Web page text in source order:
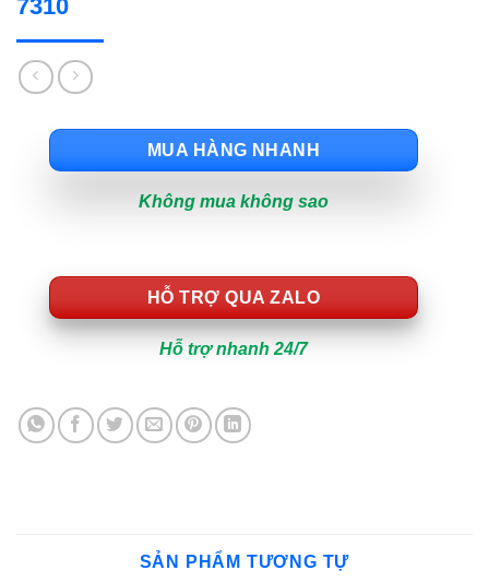
7310
MUA HÀNG NHANH
Không mua không sao
HỖ TRỢ QUA ZALO
Hỗ trợ nhanh 24/7
SẢN PHẨM TƯƠNG TỰ